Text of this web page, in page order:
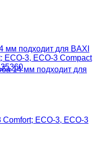
мм подходит для BAXI
ECO-3, ECO-3 Compact